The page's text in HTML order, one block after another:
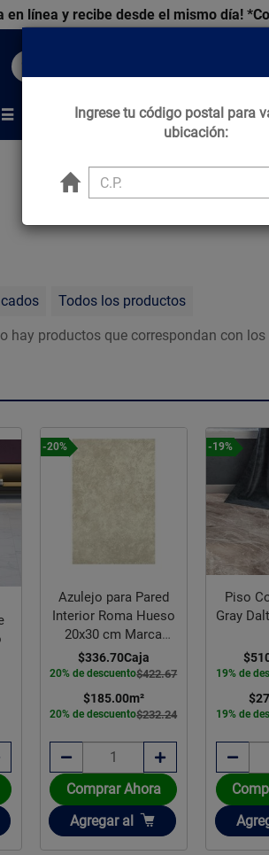
en línea y recibe desde el mismo día!
Marcas Tips que
Todos los productos
hay productos que correspondan con
-20%
Azulejo para Pared
Interior Roma Hueso
20x30 cm Marca
Vitromex
$422.67
$336.70Caja
20% de descuento
$232.24
$185.00m²
20% de descuento
Comprar Ahora
Añadir
Agregar al
-19%
Piso
Gray
19% de
19% de
Ingrese tu código postal para
ubicación: